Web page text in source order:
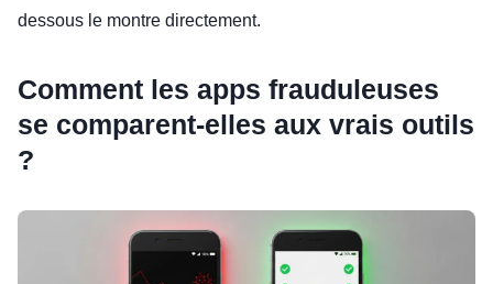
dessous le montre directement.
Comment les apps frauduleuses
se comparent-elles aux vrais outils
?